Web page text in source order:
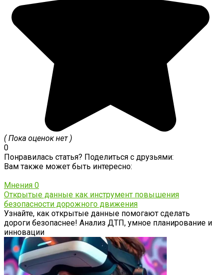
( Пока оценок нет )
0
Понравилась статья? Поделиться с друзьями:
Вам также может быть интересно:
Мнения 0
Открытые данные как инструмент повышения
безопасности дорожного движения
Узнайте, как открытые данные помогают сделать
дороги безопаснее! Анализ ДТП, умное планирование и
инновации